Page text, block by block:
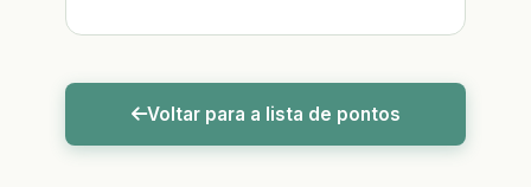
Voltar para a lista de pontos